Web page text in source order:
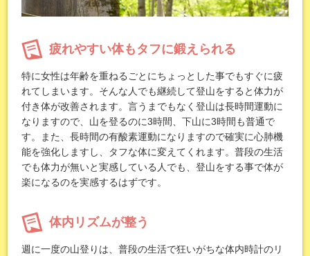
疲れやすい体もタフに鍛えられる
特に女性は年齢を重ねるごとにちょっとした事でもすぐに疲
れてしまいます。そんな人でも継続して登山をすると体力が
付き体が改善されます。言うまでもなく登山は長時間運動に
なりますので、山を登るのに3時間、下山に3時間も普通で
す。また、長時間の有酸素運動になりますので確実に心肺機
能を強化しますし、タフな体に変えてくれます。普段の生活
でも体力が無いと実感している人でも、登山をする事で体が
楽になるのを実感するはずです。
体内リズムが整う
週に一度の山登りは、普段の生活で狂いがちな体内時計のリ